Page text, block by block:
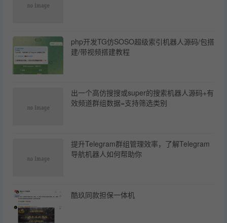
php开发TG仿SOSO超级索引机器人源码/包搭
建/带视频搭建教程
出一个高仿搜搜或super的搜索机器人源码+有
效频道群组数据=支持筛选类别
提升Telegram群组管理效率，了解Telegram
导航机器人如何帮助你
酷玖同款担保一体机